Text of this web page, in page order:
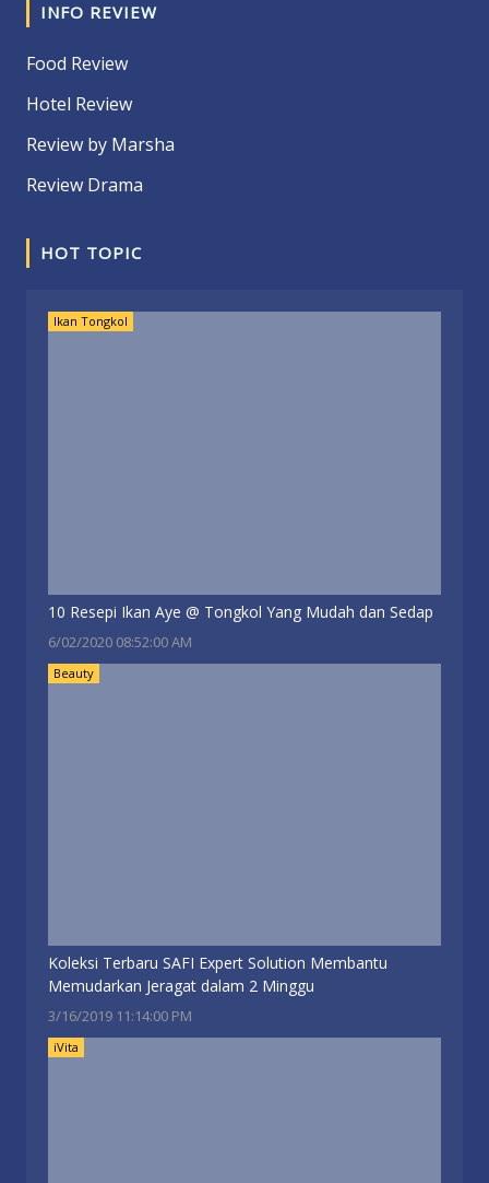
INFO REVIEW
Food Review
Hotel Review
Review by Marsha
Review Drama
HOT TOPIC
Ikan Tongkol
10 Resepi Ikan Aye @ Tongkol Yang Mudah dan Sedap
6/02/2020 08:52:00 AM
Beauty
Koleksi Terbaru SAFI Expert Solution Membantu
Memudarkan Jeragat dalam 2 Minggu
3/16/2019 11:14:00 PM
iVita